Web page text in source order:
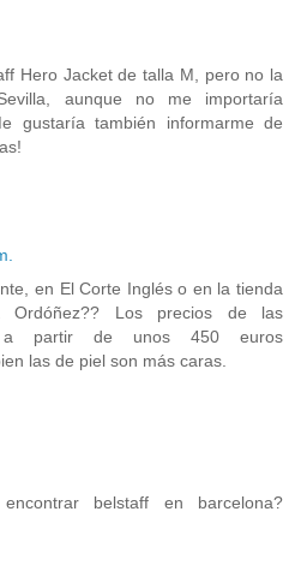
Hero Jacket de talla M, pero no la
aunque no me importaría
gustaría también informarme de
en El Corte Inglés o en la tienda
Ordóñez?? Los precios de las
a partir de unos 450 euros
las de piel son más caras.
belstaff en barcelona?